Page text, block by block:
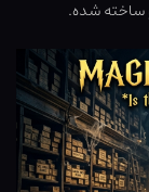
ساخته شده.